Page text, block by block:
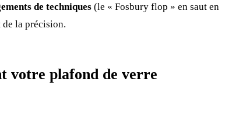
de techniques (le « Fosbury flop » en saut en
la précision.
votre plafond de verre